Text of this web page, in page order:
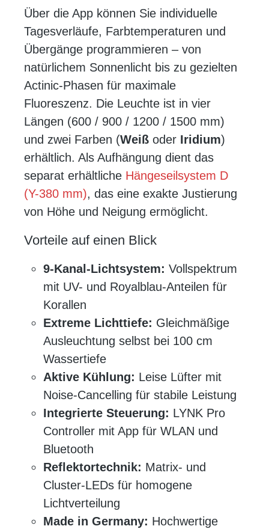
Über die App können Sie individuelle
Tagesverläufe, Farbtemperaturen und
Übergänge programmieren – von
natürlichem Sonnenlicht bis zu gezielten
Actinic-Phasen für maximale
Fluoreszenz. Die Leuchte ist in vier
Längen (600 / 900 / 1200 / 1500 mm)
und zwei Farben (Weiß oder Iridium)
erhältlich. Als Aufhängung dient das
separat erhältliche Hängeseilsystem D
(Y-380 mm), das eine exakte Justierung
von Höhe und Neigung ermöglicht.
Vorteile auf einen Blick
9-Kanal-Lichtsystem: Vollspektrum
mit UV- und Royalblau-Anteilen für
Korallen
Extreme Lichttiefe: Gleichmäßige
Ausleuchtung selbst bei 100 cm
Wassertiefe
Aktive Kühlung: Leise Lüfter mit
Noise-Cancelling für stabile Leistung
Integrierte Steuerung: LYNK Pro
Controller mit App für WLAN und
Bluetooth
Reflektortechnik: Matrix- und
Cluster-LEDs für homogene
Lichtverteilung
Made in Germany: Hochwertige